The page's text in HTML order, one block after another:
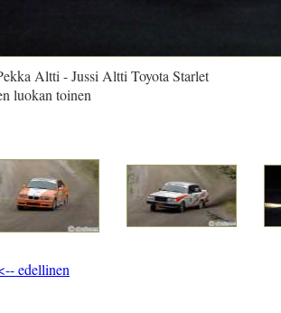
Altti - Jussi Altti Toyota Starlet
luokan toinen
edellinen